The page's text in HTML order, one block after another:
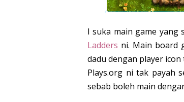
I suka main game yang
Ladders ni. Main board
dadu dengan player
Plays.org ni tak payah
sebab boleh main